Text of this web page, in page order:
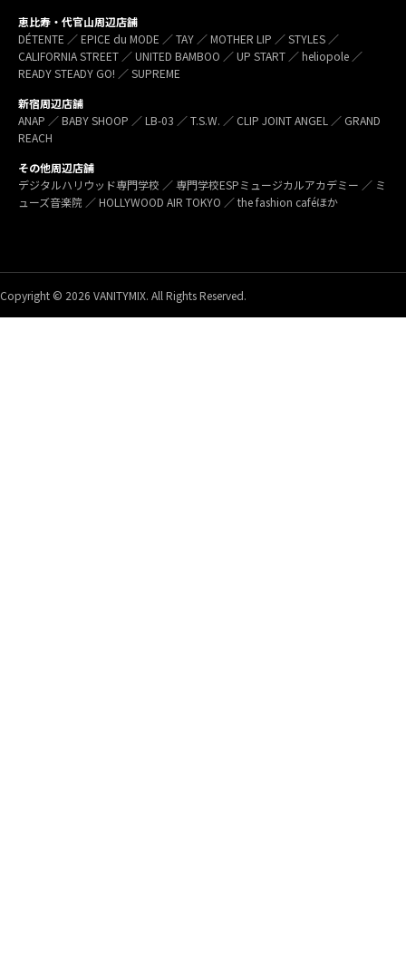
恵比寿・代官山周辺店舗
DÉTENTE ／ EPICE du MODE ／ TAY ／ MOTHER LIP ／ STYLES ／
CALIFORNIA STREET ／ UNITED BAMBOO ／ UP START ／ heliopole ／
READY STEADY GO! ／ SUPREME
新宿周辺店舗
ANAP ／ BABY SHOOP ／ LB-03 ／ T.S.W. ／ CLIP JOINT ANGEL ／ GRAND
REACH
その他周辺店舗
デジタルハリウッド専門学校 ／ 専門学校ESPミュージカルアカデミー ／ ミ
ューズ音楽院 ／ HOLLYWOOD AIR TOKYO ／ the fashion caféほか
Copyright © 2026 VANITYMIX. All Rights Reserved.